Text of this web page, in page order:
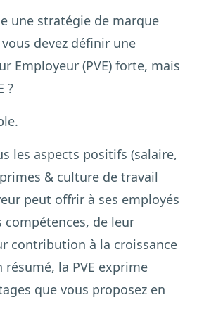
une stratégie de marque
devez définir une
Employeur (PVE) forte, mais
?
les aspects positifs (salaire,
& culture de travail
peut offrir à ses employés
compétences, de leur
contribution à la croissance
résumé, la PVE exprime
que vous proposez en